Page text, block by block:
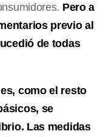
Pero a
previo al
de todas
como el resto
se
Las medidas